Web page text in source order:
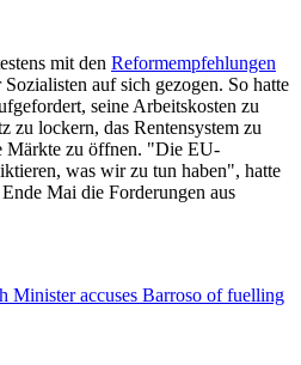
mit den Reformempfehlungen
auf sich gezogen. So hatte
seine Arbeitskosten zu
zu lockern, das Rentensystem zu
Märkte zu öffnen. "Die EU-
was wir zu tun haben", hatte
Ende Mai die Forderungen aus
Minister accuses Barroso of fuelling